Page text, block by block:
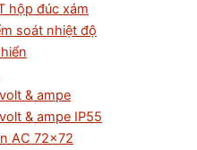
hộp đúc xám
soát nhiệt độ
& ampe
& ampe IP55
AC 72×72